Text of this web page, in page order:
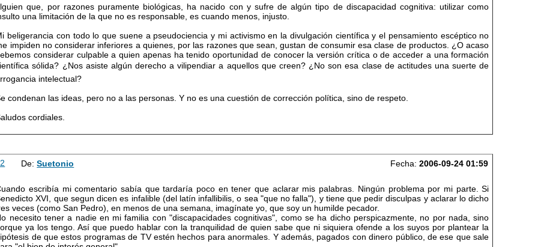
que, por razones puramente biológicas, ha nacido con y sufre de algún tipo de discapacidad cognitiva: utilizar como
una limitación de la que no es responsable, es cuando menos, injusto.
beligerancia con todo lo que suene a pseudociencia y mi activismo en la divulgación científica y el pensamiento escéptico no
impiden no considerar inferiores a quienes, por las razones que sean, gustan de consumir esa clase de productos. ¿O acaso
considerar culpable a quien apenas ha tenido oportunidad de conocer la versión crítica o de acceder a una formación
sólida? ¿Nos asiste algún derecho a vilipendiar a aquellos que creen? ¿No son esa clase de actitudes una suerte de
intelectual?
condenan las ideas, pero no a las personas. Y no es una cuestión de corrección política, sino de respeto.
cordiales.
De:Suetonio Fecha:2006-09-24 01:59
escribía mi comentario sabía que tardaría poco en tener que aclarar mis palabras. Ningún problema por mi parte. Si
XVI, que segun dicen es infalible (del latín infallibilis, o sea "que no falla"), y tiene que pedir disculpas y aclarar lo dicho
veces (como San Pedro), en menos de una semana, imagínate yo, que soy un humilde pecador.
necesito tener a nadie en mi familia con "discapacidades cognitivas", como se ha dicho perspicazmente, no por nada, sino
ya los tengo. Así que puedo hablar con la tranquilidad de quien sabe que ni siquiera ofende a los suyos por plantear la
de que estos programas de TV estén hechos para anormales. Y además, pagados con dinero público, de ese que sale